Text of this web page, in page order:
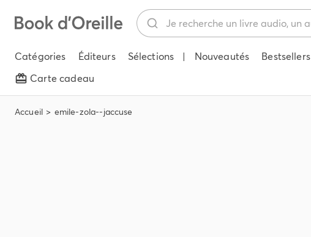
Catégories Éditeurs Sélections | Nouveautés Bestsellers
Carte cadeau
Accueil emile-zola--jaccuse